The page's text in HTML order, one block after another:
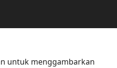
untuk menggambarkan